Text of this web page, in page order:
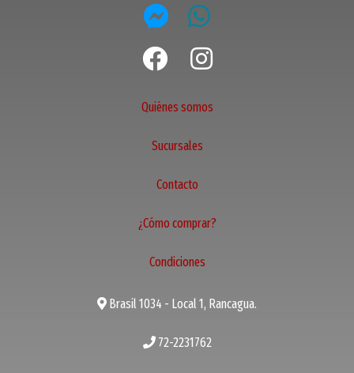
Quiénes somos
Sucursales
Contacto
¿Cómo comprar?
Condiciones
Brasil 1034 - Local 1, Rancagua.
72-2231762